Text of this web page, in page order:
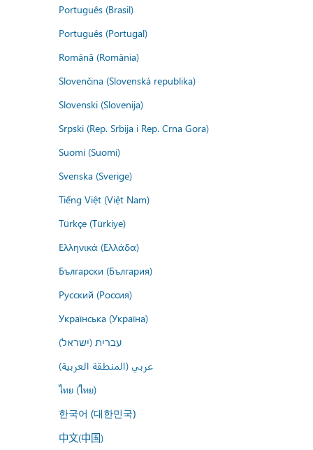
Português (Brasil)
Português (Portugal)
Română (România)
Slovenčina (Slovenská republika)
Slovenski (Slovenija)
Srpski (Rep. Srbija i Rep. Crna Gora)
Suomi (Suomi)
Svenska (Sverige)
Tiếng Việt (Việt Nam)
Türkçe (Türkiye)
Ελληνικά (Ελλάδα)
Български (България)
Русский (Россия)
Українська (Україна)
עברית (ישראל)
عربي (المنطقة العربية)
ไทย (ไทย)
한국어 (대한민국)
中文(中国)